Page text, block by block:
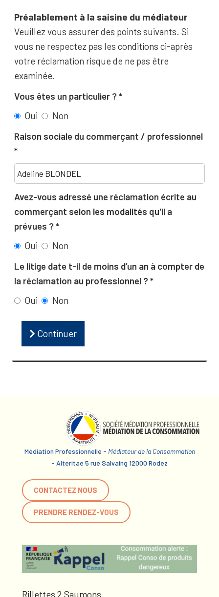
Préalablement à la saisine du médiateur
Veuillez vous assurer des points suivants. Si
vous ne respectez pas les conditions ci-après
votre réclamation risque de ne pas être
examinée.
Vous êtes un particulier ?
Oui
Non
Raison sociale du commerçant / professionnel
Avez-vous adressé une réclamation écrite au
commerçant selon les modalités qu'il a
prévues ?
Oui
Non
Le litige date t-il de moins d’un an à compter de
la réclamation au professionnel ?
Oui
Non
Continuer
Médiation Professionnelle - Médiateur de la Consommation
- Alteritae 5 rue Salvaing 12000 Rodez
CONTACTEZ NOUS
PRENDRE RENDEZ-VOUS
Rillettes 2 Saumons